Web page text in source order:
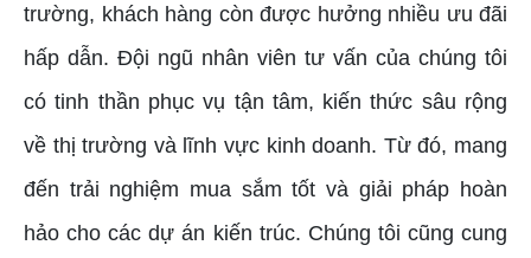
trường, khách hàng còn được hưởng nhiều ưu đãi
hấp dẫn. Đội ngũ nhân viên tư vấn của chúng tôi
có tinh thần phục vụ tận tâm, kiến thức sâu rộng
về thị trường và lĩnh vực kinh doanh. Từ đó, mang
đến trải nghiệm mua sắm tốt và giải pháp hoàn
hảo cho các dự án kiến trúc. Chúng tôi cũng cung